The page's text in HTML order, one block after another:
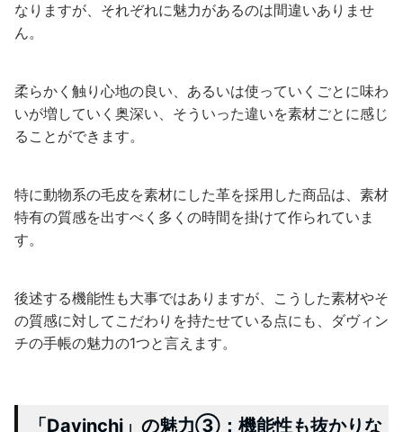
なりますが、それぞれに魅力があるのは間違いありませ
ん。
柔らかく触り心地の良い、あるいは使っていくごとに味わ
いが増していく奥深い、そういった違いを素材ごとに感じ
ることができます。
特に動物系の毛皮を素材にした革を採用した商品は、素材
特有の質感を出すべく多くの時間を掛けて作られていま
す。
後述する機能性も大事ではありますが、こうした素材やそ
の質感に対してこだわりを持たせている点にも、ダヴィン
チの手帳の魅力の1つと言えます。
「Davinchi」の魅力③：機能性も抜かりな